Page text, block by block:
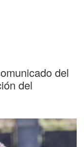
del
del